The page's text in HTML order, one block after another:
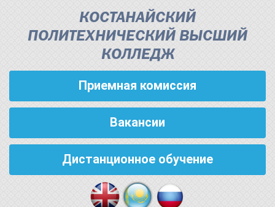
КОСТАНАЙСКИЙ
ПОЛИТЕХНИЧЕСКИЙ ВЫСШИЙ
КОЛЛЕДЖ
Приемная комиссия
Вакансии
Дистанционное обучение